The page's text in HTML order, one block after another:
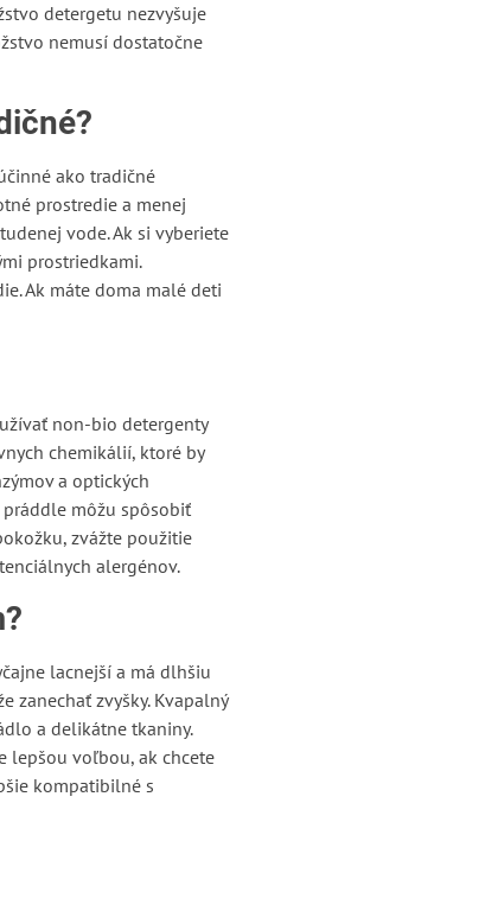
detergetu nezvyšuje
nemusí dostatočne
ako tradičné
prostredie a menej
vode. Ak si vyberiete
prostriedkami.
Ak máte doma malé deti
non-bio detergenty
chemikálií, ktoré by
a optických
práddle môžu spôsobiť
zvážte použitie
alergénov.
lacnejší a má dlhšiu
zanechať zvyšky. Kvapalný
a delikátne tkaniny.
lepšou voľbou, ak chcete
kompatibilné s